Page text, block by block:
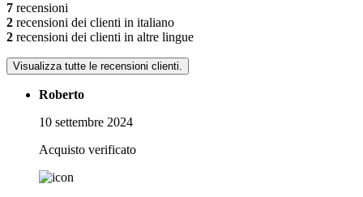
7 recensioni
2 recensioni dei clienti in italiano
2 recensioni dei clienti in altre lingue
Visualizza tutte le recensioni clienti.
Roberto
10 settembre 2024
Acquisto verificato